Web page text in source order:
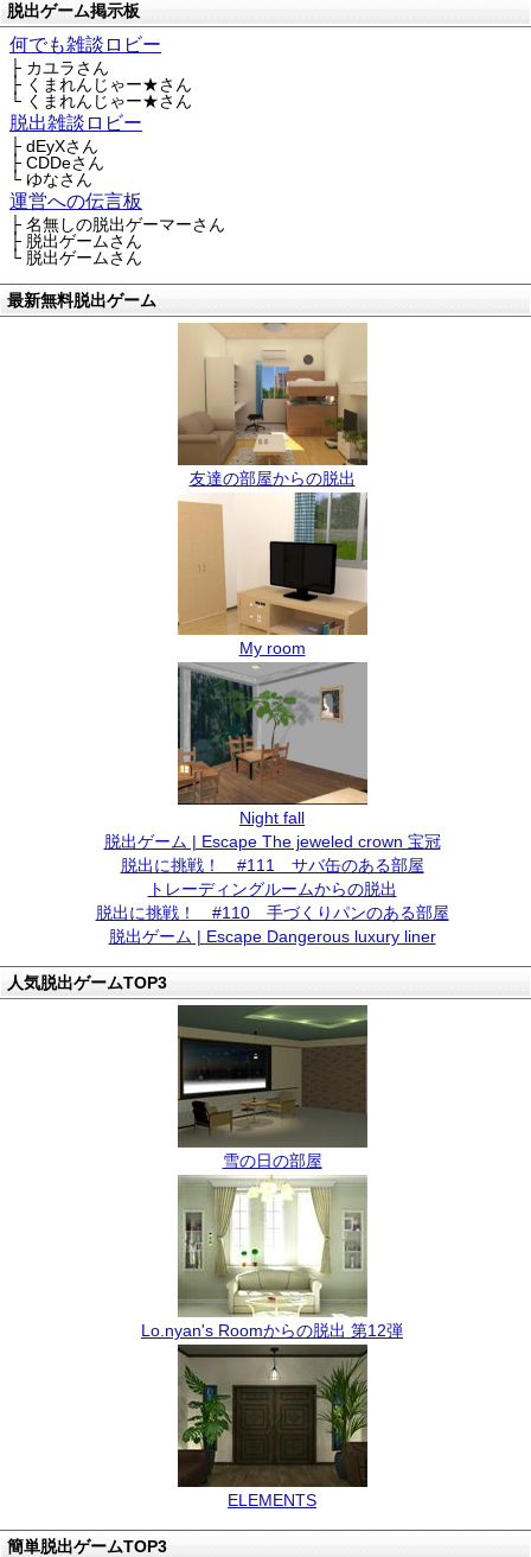
脱出ゲーム掲示板
何でも雑談ロビー
├ カユラさん
├ くまれんじゃー★さん
└ くまれんじゃー★さん
脱出雑談ロビー
├ dEyXさん
├ CDDeさん
└ ゆなさん
運営への伝言板
├ 名無しの脱出ゲーマーさん
├ 脱出ゲームさん
└ 脱出ゲームさん
最新無料脱出ゲーム
友達の部屋からの脱出
My room
Night fall
脱出ゲーム | Escape The jeweled crown 宝冠
脱出に挑戦！ #111 サバ缶のある部屋
トレーディングルームからの脱出
脱出に挑戦！ #110 手づくりパンのある部屋
脱出ゲーム | Escape Dangerous luxury liner
人気脱出ゲームTOP3
雪の日の部屋
Lo.nyan's Roomからの脱出 第12弾
ELEMENTS
簡単脱出ゲームTOP3